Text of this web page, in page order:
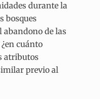
durante la
bosques
abandono de las
cuánto
atributos
previo al